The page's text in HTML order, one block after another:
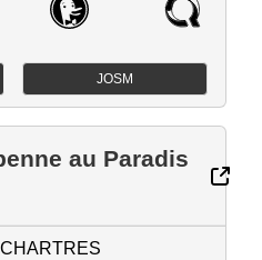
JOSM
au Paradis